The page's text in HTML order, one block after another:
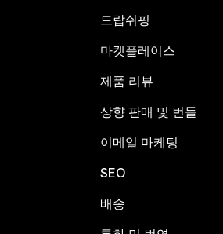
드랍쉬핑
마켓플레이스
제품 리뷰
상향 판매 및 번들
이메일 마케팅
SEO
배송